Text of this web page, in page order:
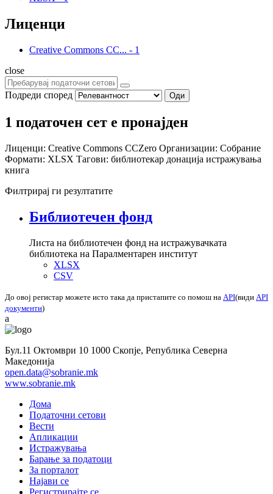
Лиценци
Creative Commons CC... - 1
close
Подреди според Оди
1 податочен сет е пронајден
Лиценци: Creative Commons CCZero Организации: Собрание
Формати: XLSX Тагови: библиотекар донација истражувања
книга
Филтрирај ги резултатите
Библиотечен фонд
Листа на библиотечен фонд на истражувачката
библиотека на Паралментарен институт
XLSX
CSV
До овој регистар можете исто така да пристапите со помош на API(види API
документи)
a
Бул.11 Октомври 10 1000 Скопје, Република Северна
Македонија
open.data@sobranie.mk
www.sobranie.mk
Дома
Податочни сетови
Вести
Апликации
Истражувања
Барање за податоци
За порталот
Најави се
Регистрирајте се